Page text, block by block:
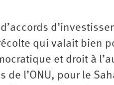
qui valait bien
et droit à
l’ONU, pour le